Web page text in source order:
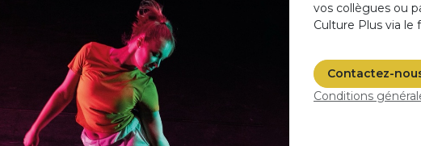
vos collègues ou
Culture Plus via le
Contactez-
Conditions